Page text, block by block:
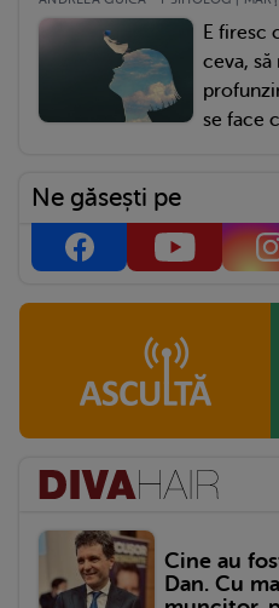
E firesc
ceva, să
se face
Ne găsești pe
Cine au
Dan. Cu